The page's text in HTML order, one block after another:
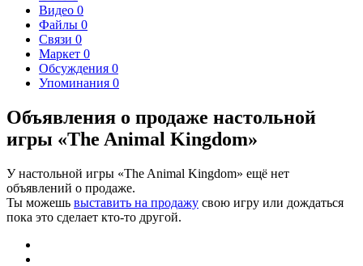
Видео 0
Файлы 0
Связи 0
Маркет 0
Обсуждения 0
Упоминания 0
Объявления о продаже настольной
игры «The Animal Kingdom»
У настольной игры «The Animal Kingdom» ещё нет
объявлений о продаже.
Ты можешь выставить на продажу свою игру или дождаться
пока это сделает кто-то другой.